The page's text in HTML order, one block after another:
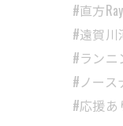
#直方
#遠賀川
#ランニ
#ノース
#応援あ